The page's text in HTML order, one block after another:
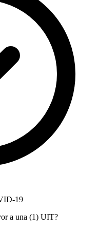
19
a una (1) UIT?